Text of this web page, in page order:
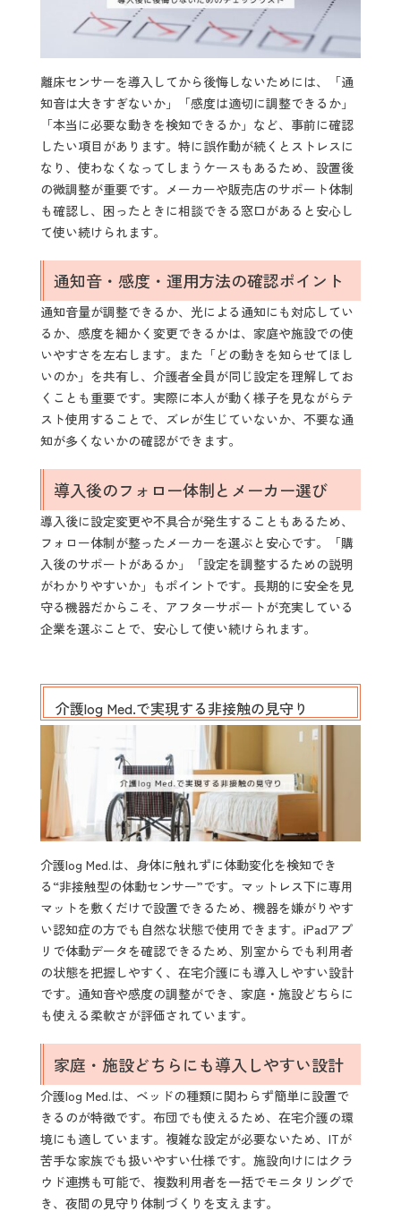
離床センサーを導入してから後悔しないためには、「通
知音は大きすぎないか」「感度は適切に調整できるか」
「本当に必要な動きを検知できるか」など、事前に確認
したい項目があります。特に誤作動が続くとストレスに
なり、使わなくなってしまうケースもあるため、設置後
の微調整が重要です。メーカーや販売店のサポート体制
も確認し、困ったときに相談できる窓口があると安心し
て使い続けられます。
通知音・感度・運用方法の確認ポイント
通知音量が調整できるか、光による通知にも対応してい
るか、感度を細かく変更できるかは、家庭や施設での使
いやすさを左右します。また「どの動きを知らせてほし
いのか」を共有し、介護者全員が同じ設定を理解してお
くことも重要です。実際に本人が動く様子を見ながらテ
スト使用することで、ズレが生じていないか、不要な通
知が多くないかの確認ができます。
導入後のフォロー体制とメーカー選び
導入後に設定変更や不具合が発生することもあるため、
フォロー体制が整ったメーカーを選ぶと安心です。「購
入後のサポートがあるか」「設定を調整するための説明
がわかりやすいか」もポイントです。長期的に安全を見
守る機器だからこそ、アフターサポートが充実している
企業を選ぶことで、安心して使い続けられます。
介護log Med.で実現する非接触の見守り
介護log Med.は、身体に触れずに体動変化を検知でき
る“非接触型の体動センサー”です。マットレス下に専用
マットを敷くだけで設置できるため、機器を嫌がりやす
い認知症の方でも自然な状態で使用できます。iPadアプ
リで体動データを確認できるため、別室からでも利用者
の状態を把握しやすく、在宅介護にも導入しやすい設計
です。通知音や感度の調整ができ、家庭・施設どちらに
も使える柔軟さが評価されています。
家庭・施設どちらにも導入しやすい設計
介護log Med.は、ベッドの種類に関わらず簡単に設置で
きるのが特徴です。布団でも使えるため、在宅介護の環
境にも適しています。複雑な設定が必要ないため、ITが
苦手な家族でも扱いやすい仕様です。施設向けにはクラ
ウド連携も可能で、複数利用者を一括でモニタリングで
き、夜間の見守り体制づくりを支えます。